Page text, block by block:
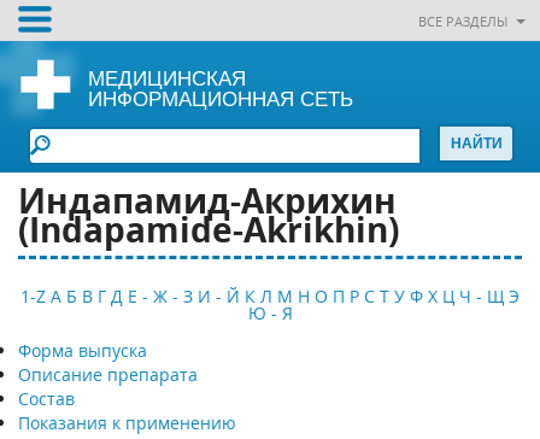
ВСЕ РАЗДЕЛЫ
МЕДИЦИНСКАЯ
ИНФОРМАЦИОННАЯ СЕТЬ
Индапамид-Акрихин
(Indapamide-Akrikhin)
1-Z А Б В Г Д Е - Ж - З И - Й К Л М Н О П Р С Т У Ф Х Ц Ч - Щ Э
Ю - Я
Форма выпуска
Описание препарата
Состав
Показания к применению